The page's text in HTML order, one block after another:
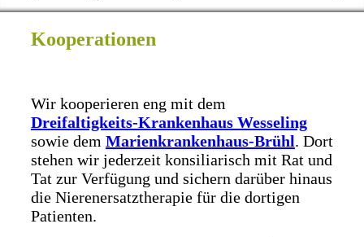
Kooperationen
Wir kooperieren eng mit dem
Dreifaltigkeits-Krankenhaus Wesseling
sowie dem Marienkrankenhaus-Brühl. Dort
stehen wir jederzeit konsiliarisch mit Rat und
Tat zur Verfügung und sichern darüber hinaus
die Nierenersatztherapie für die dortigen
Patienten.